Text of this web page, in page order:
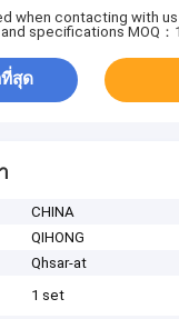
when contacting with
specifications MOQ
สุด
CHINA
QIHONG
Qhsar-at
1 set